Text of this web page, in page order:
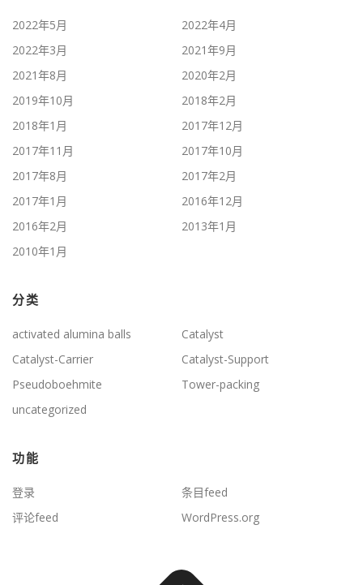
2022年5月
2022年4月
2022年3月
2021年9月
2021年8月
2020年2月
2019年10月
2018年2月
2018年1月
2017年12月
2017年11月
2017年10月
2017年8月
2017年2月
2017年1月
2016年12月
2016年2月
2013年1月
2010年1月
分类
activated alumina balls
Catalyst
Catalyst-Carrier
Catalyst-Support
Pseudoboehmite
Tower-packing
uncategorized
功能
登录
条目feed
评论feed
WordPress.org